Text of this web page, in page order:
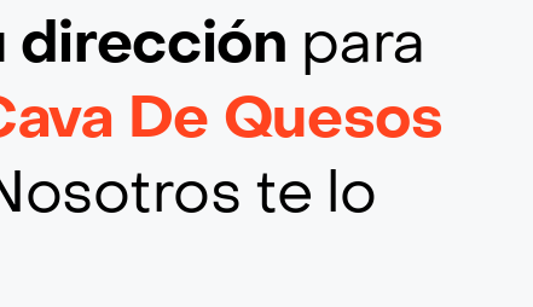
dirección para
De Quesos
te lo